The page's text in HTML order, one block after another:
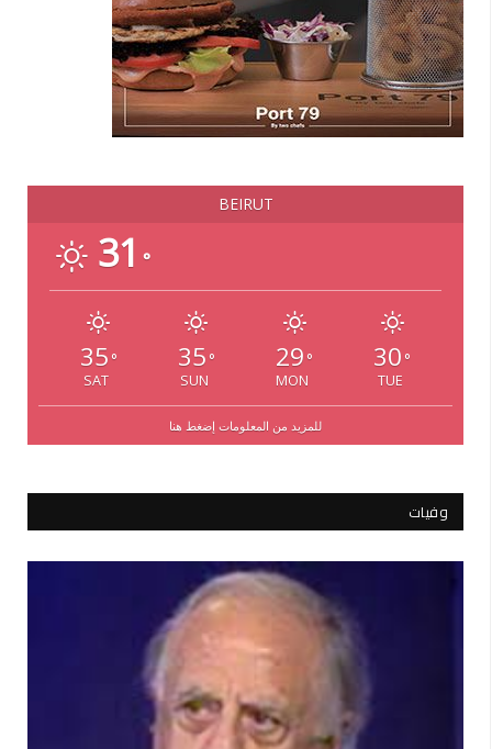
BEIRUT
31 °
35 °
SAT
35 °
SUN
29 °
MON
30 °
TUE
للمزيد من المعلومات إضغط هنا
وفيات